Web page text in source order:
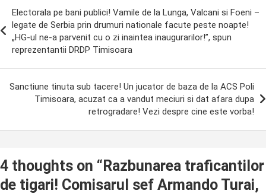
Electorala pe bani publici! Vamile de la Lunga, Valcani si Foeni –
legate de Serbia prin drumuri nationale facute peste noapte!
„HG-ul ne-a parvenit cu o zi inaintea inaugurarilor!”, spun
reprezentantii DRDP Timisoara
Sanctiune tinuta sub tacere! Un jucator de baza de la ACS Poli
Timisoara, acuzat ca a vandut meciuri si dat afara dupa
retrogradare! Vezi despre cine este vorba!
4 thoughts on “ Razbunarea traficantilor
de tigari! Comisarul sef Armando Turai,